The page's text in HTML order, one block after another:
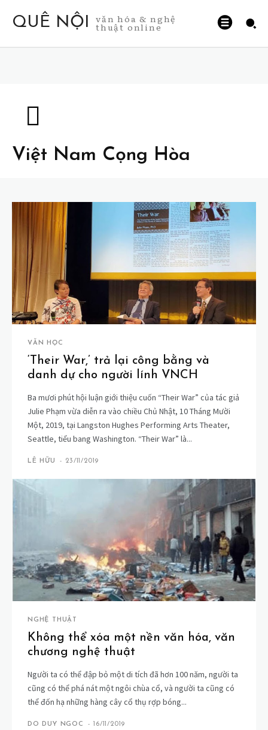
QUÊ NỘI văn hóa & nghệ
thuật online
Việt Nam Cọng Hòa
VĂN HỌC
‘Their War,’ trả lại công bằng và
danh dự cho người lính VNCH
Ba mươi phút hội luận giới thiệu cuốn “Their War” của tác giả
Julie Phạm vừa diễn ra vào chiều Chủ Nhật, 10 Tháng Mười
Một, 2019, tại Langston Hughes Performing Arts Theater,
Seattle, tiểu bang Washington. “Their War” là...
LÊ HỮU - 23/11/2019
NGHỆ THUẬT
Không thể xóa một nền văn hóa, văn
chương nghệ thuật
Người ta có thể đập bỏ một di tích đã hơn 100 năm, người ta
cũng có thể phá nát một ngôi chùa cổ, và người ta cũng có
thể đốn hạ những hàng cây cổ thụ rợp bóng...
DO DUY NGOC - 16/11/2019